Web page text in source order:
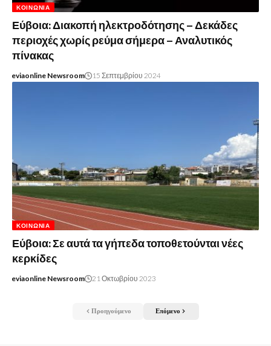
ΚΟΙΝΩΝΊΑ
Εύβοια: Διακοπή ηλεκτροδότησης – Δεκάδες
περιοχές χωρίς ρεύμα σήμερα – Αναλυτικός
πίνακας
eviaonline Newsroom 15 Σεπτεμβρίου 2024
ΚΟΙΝΩΝΊΑ
Εύβοια: Σε αυτά τα γήπεδα τοποθετούνται νέες
κερκίδες
eviaonline Newsroom 21 Οκτωβρίου 2023
Προηγούμενο Επόμενο